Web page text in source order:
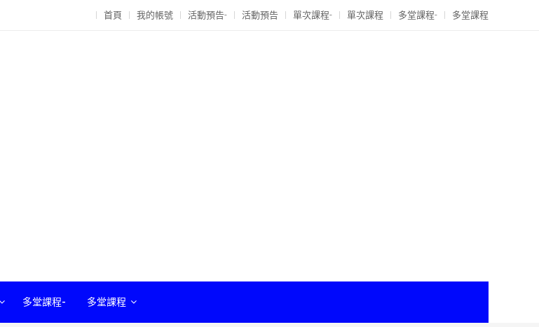
首頁 我的帳號 活動預告- 活動預告 單次課程- 單次課程 多堂課程- 多堂課程
多堂課程- 多堂課程